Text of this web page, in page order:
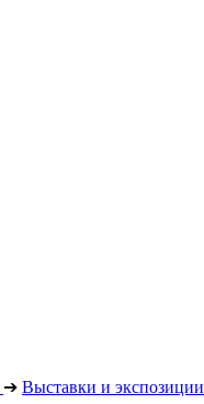
➔ Выставки и экспозиции